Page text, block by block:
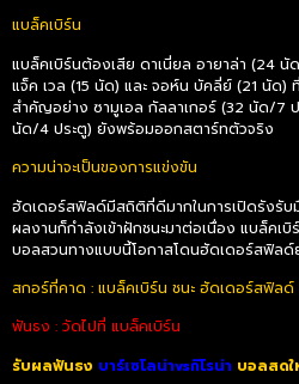
แบล็คเบิร์น
แบล็คเบิร์นต้องเสีย ดาเนี่ยล อายาล่า (24
แจ็ค เวล (15 นัด) และ จอห์น บัคลี่ย์ (21 นัด)
สำคัญอย่าง ซามูเอล กัลลาเกอร์ (32 นัด/7
นัด/4 ประตู) ยังพร้อมออกสตาร์ทตัวจริง
ความน่าจะเป็นของการแข่งขัน
ฮัดเดอร์สฟิลด์มีสถิติที่ดีมากในการเปิดรังรับ
ผลงานก็กำลังเข้าฝักชนะมาต่อเนื่อง แบล็ค
บอลสวนทางแบบนี้โอกาสโดนฮัดเดอร์สฟิลด์
สกอร์ที่คาด : แบล็คเบิร์น ชนะ ฮัดเดอร์สฟิลด์
ฟันธง : วัดไปที่ แบล็คเบิร์น
รับผลฟันธง บาร์เซโลน่าvsกิโรน่า บอลสดใ